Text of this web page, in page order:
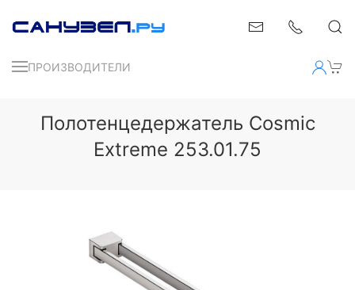
ПРОИЗВОДИТЕЛИ
Полотенцедержатель Cosmic
Extreme 253.01.75